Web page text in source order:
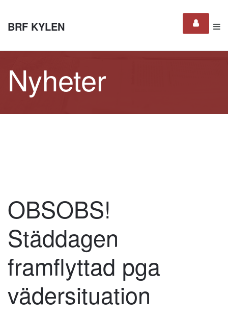
BRF KYLEN
Nyheter
OBSOBS!
Städdagen
framflyttad pga
vädersituation